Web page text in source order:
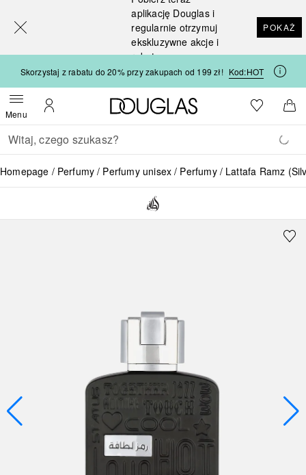
aplikację Douglas i
regularnie otrzymuj
ekskluzywne akcje i
rabaty
POKAŻ
Skorzystaj z rabatu do 20% przy zakupach od 199 zł! Kod:HOT
MenuOtwórz menuMoje konto
Strona główna Douglas
Do listyDo
Wracać
Wykonaj wyszukiwanie
Homepage Perfumy Perfumy unisex Perfumy Lattafa Ramz
[navigation.slideout.screenreader]